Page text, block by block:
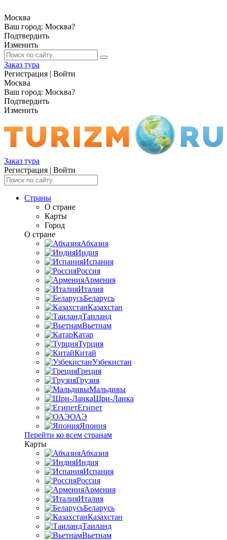
Москва
Ваш город: Москва?
Подтвердить
Изменить
Заказ тура
Регистрация | Войти
Москва
Ваш город: Москва?
Подтвердить
Изменить
Заказ тура
Регистрация | Войти
Страны
О стране
Карты
Город
О стране
Абхазия
Индия
Испания
Россия
Армения
Италия
Беларусь
Казахстан
Таиланд
Вьетнам
Катар
Турция
Китай
Узбекистан
Греция
Грузия
Мальдивы
Шри-Ланка
Египет
ОАЭ
Япония
Перейти ко всем странам
Карты
Абхазия
Индия
Испания
Россия
Армения
Италия
Беларусь
Казахстан
Таиланд
Вьетнам